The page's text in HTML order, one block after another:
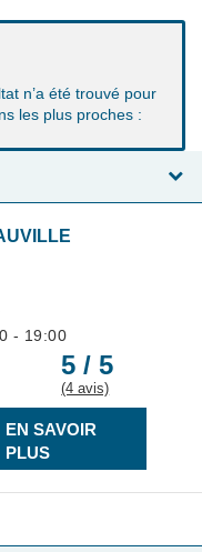
n’a été trouvé pour
les plus proches :
- 19:00
5 / 5
(4 avis)
EN SAVOIR
PLUS